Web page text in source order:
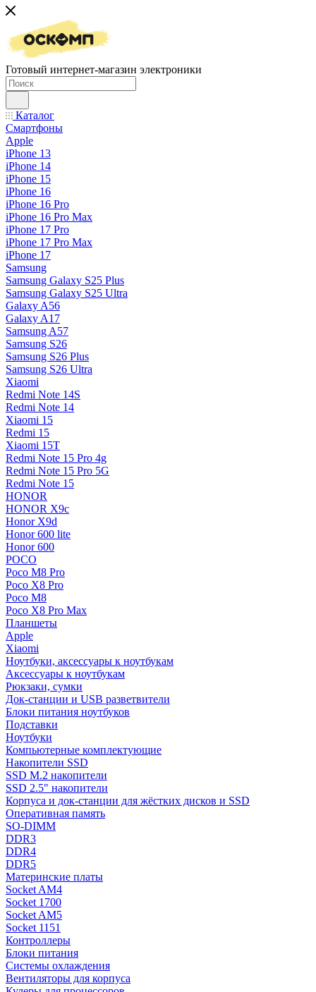
Готовый интернет-магазин электроники
Каталог
Смартфоны
Apple
iPhone 13
iPhone 14
iPhone 15
iPhone 16
iPhone 16 Pro
iPhone 16 Pro Max
iPhone 17 Pro
iPhone 17 Pro Max
iPhone 17
Samsung
Samsung Galaxy S25 Plus
Samsung Galaxy S25 Ultra
Galaxy A56
Galaxy A17
Samsung A57
Samsung S26
Samsung S26 Plus
Samsung S26 Ultra
Xiaomi
Redmi Note 14S
Redmi Note 14
Xiaomi 15
Redmi 15
Xiaomi 15T
Redmi Note 15 Pro 4g
Redmi Note 15 Pro 5G
Redmi Note 15
HONOR
HONOR X9c
Honor X9d
Honor 600 lite
Honor 600
POCO
Poco M8 Pro
Poco X8 Pro
Poco M8
Poco X8 Pro Max
Планшеты
Apple
Xiaomi
Ноутбуки, аксессуары к ноутбукам
Аксессуары к ноутбукам
Рюкзаки, сумки
Док-станции и USB разветвители
Блоки питания ноутбуков
Подставки
Ноутбуки
Компьютерные комплектующие
Накопители SSD
SSD M.2 накопители
SSD 2.5" накопители
Корпуса и док-станции для жёстких дисков и SSD
Оперативная память
SO-DIMM
DDR3
DDR4
DDR5
Материнские платы
Socket AM4
Socket 1700
Socket AM5
Socket 1151
Контроллеры
Блоки питания
Системы охлаждения
Вентиляторы для корпуса